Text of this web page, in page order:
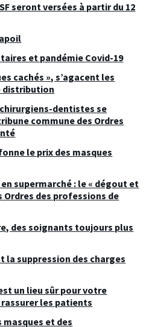
seront versées à partir du 12
et pandémie Covid-19
cachés », s’agacent les
distribution
chirurgiens-dentistes se
commune des Ordres
le prix des masques
supermarché : le « dégout et
des professions de
des soignants toujours plus
la suppression des charges
un lieu sûr pour votre
rassurer les patients
masques et des